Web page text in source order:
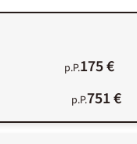
p.P.175 €
p.P.751 €